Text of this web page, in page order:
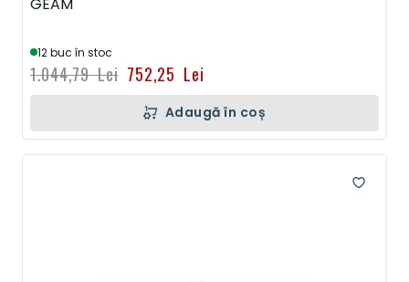
12 buc în stoc
752,25 Lei
1.044,79 Lei
Adaugă în coș